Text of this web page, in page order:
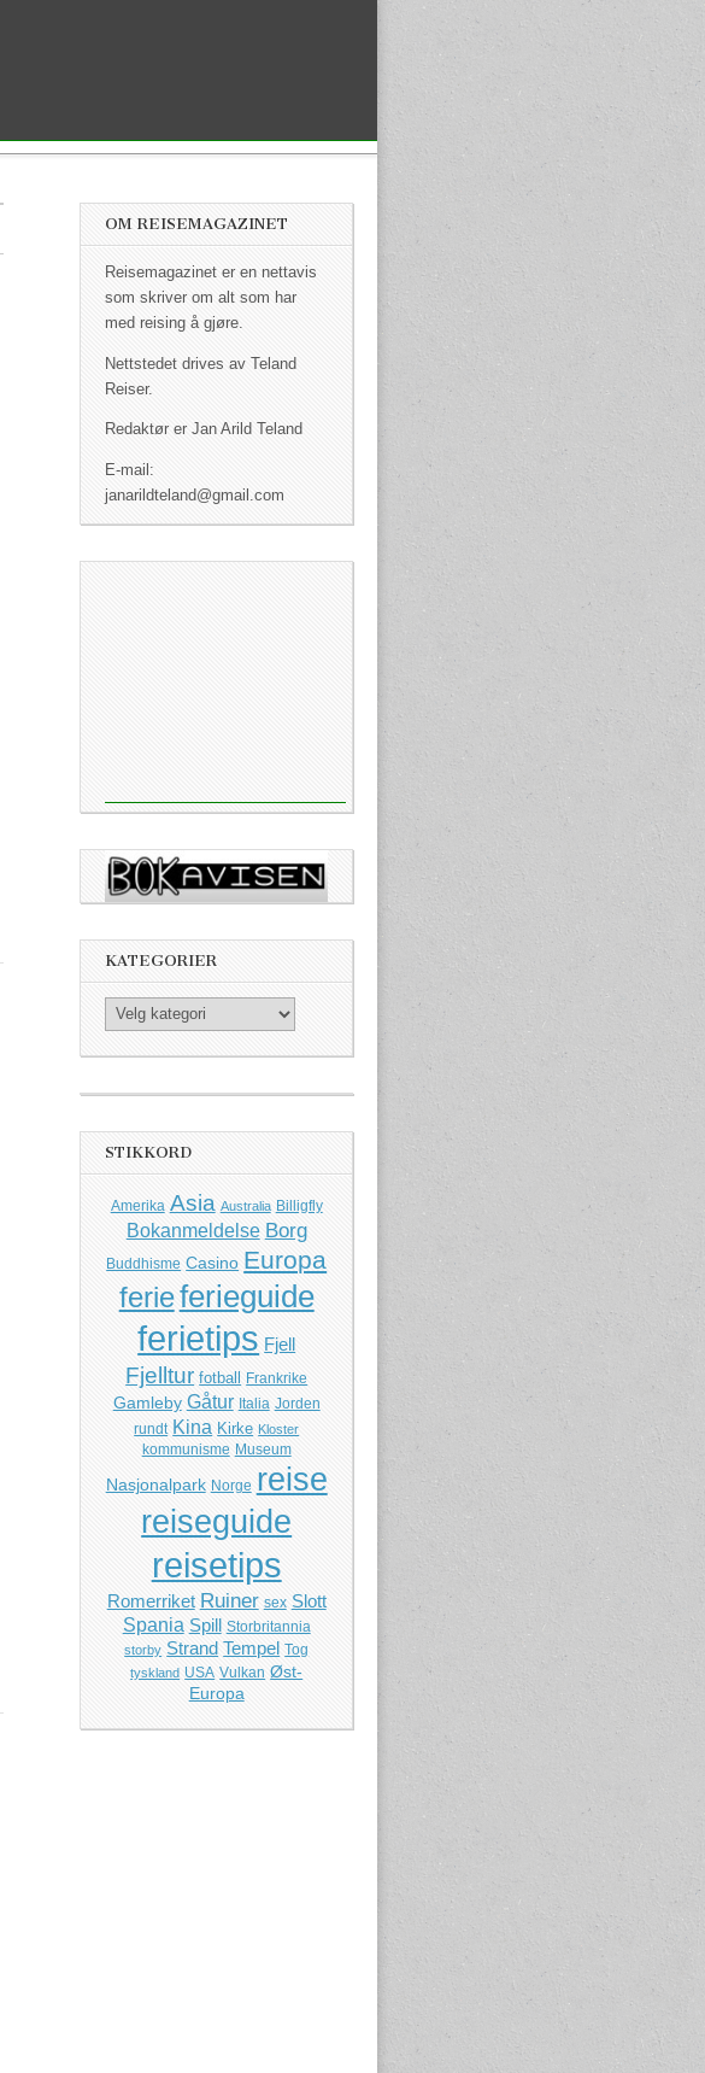
OM REISEMAGAZINET
Reisemagazinet er en nettavis
som skriver om alt som har
med reising å gjøre.
Nettstedet drives av Teland
Reiser.
Redaktør er Jan Arild Teland
E-mail:
janarildteland@gmail.com
KATEGORIER
Kategorier
STIKKORD
Amerika Asia Australia Billigfly
Bokanmeldelse Borg
Buddhisme Casino Europa
ferieferieguide
ferietips Fjell
Fjelltur fotball Frankrike
Gamleby Gåtur Italia Jorden
rundt Kina Kirke Kloster
kommunisme Museum
Nasjonalpark Norge reise
reiseguide
reisetips
Romerriket Ruiner sex Slott
Spania Spill Storbritannia
storby Strand Tempel Tog
tyskland USA Vulkan Øst-
Europa